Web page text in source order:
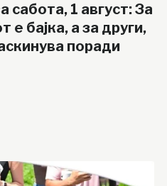
сабота, 1 август: За
е бајка, а за други,
поради